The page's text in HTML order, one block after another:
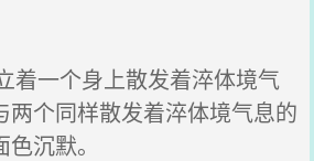
一个身上散发着淬体境气
两个同样散发着淬体境气息的
沉默。